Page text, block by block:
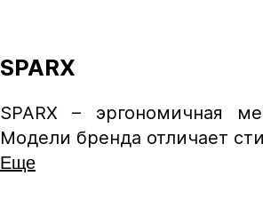
SPARX
SPARX – эргономичная
Модели бренда отличает
Еще